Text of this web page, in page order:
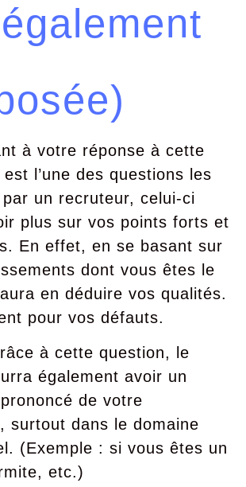
à votre réponse à cette
l’une des questions les
un recruteur, celui-ci
plus sur vos points forts et
En effet, en se basant sur
dont vous êtes le
en déduire vos qualités.
pour vos défauts.
à cette question, le
également avoir un
de votre
surtout dans le domaine
(Exemple : si vous êtes un
etc.)